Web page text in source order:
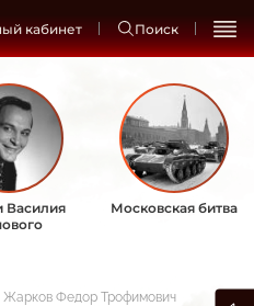
кабинет Поиск
Василия
Московская битва
Жарков Федор Трофимович